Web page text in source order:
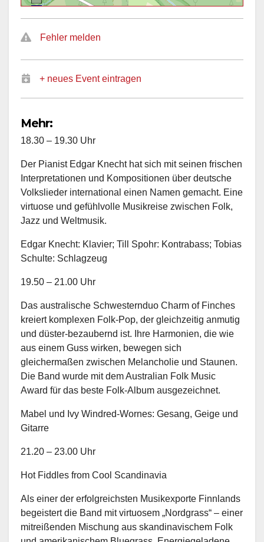
Fehler melden
+ neues Event eintragen
Mehr:
18.30 – 19.30 Uhr
Der Pianist Edgar Knecht hat sich mit seinen frischen
Interpretationen und Kompositionen über deutsche
Volkslieder international einen Namen gemacht. Eine
virtuose und gefühlvolle Musikreise zwischen Folk,
Jazz und Weltmusik.
Edgar Knecht: Klavier; Till Spohr: Kontrabass; Tobias
Schulte: Schlagzeug
19.50 – 21.00 Uhr
Das australische Schwesternduo Charm of Finches
kreiert komplexen Folk-Pop, der gleichzeitig anmutig
und düster-bezaubernd ist. Ihre Harmonien, die wie
aus einem Guss wirken, bewegen sich
gleichermaßen zwischen Melancholie und Staunen.
Die Band wurde mit dem Australian Folk Music
Award für das beste Folk-Album ausgezeichnet.
Mabel und Ivy Windred-Wornes: Gesang, Geige und
Gitarre
21.20 – 23.00 Uhr
Hot Fiddles from Cool Scandinavia
Als einer der erfolgreichsten Musikexporte Finnlands
begeistert die Band mit virtuosem „Nordgrass“ – einer
mitreißenden Mischung aus skandinavischem Folk